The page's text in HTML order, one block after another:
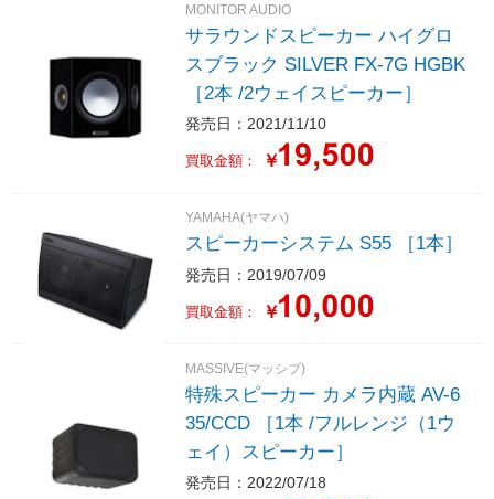
MONITOR AUDIO
サラウンドスピーカー ハイグロ
スブラック SILVER FX-7G HGBK
［2本 /2ウェイスピーカー］
発売日：2021/11/10
買取金額： ￥
YAMAHA(ヤマハ)
スピーカーシステム S55 ［1本］
発売日：2019/07/09
買取金額： ￥
MASSIVE(マッシブ)
特殊スピーカー カメラ内蔵 AV-6
35/CCD ［1本 /フルレンジ（1ウ
ェイ）スピーカー］
発売日：2022/07/18